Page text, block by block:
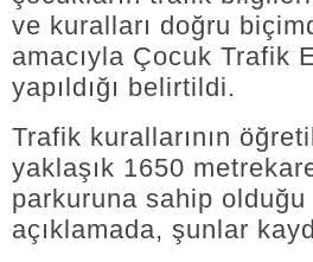
ve kuralları doğru
amacıyla Çocuk Trafik
yapıldığı belirtildi.
Trafik kurallarının
yaklaşık 1650
parkuruna sahip
açıklamada, şunlar